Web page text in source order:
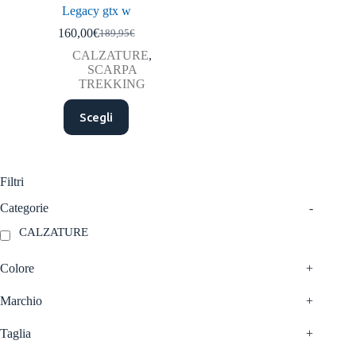
Legacy gtx w
189,95€
Il
prezzo
originale
era:
189,95€.
160,00€Il
prezzo
attuale
è:
160,00€.
CALZATURE,
SCARPA
TREKKING
Scegli
Questo
prodotto
ha
Filtri
Categorie
-
CALZATURE
Colore +
Marchio +
Taglia +